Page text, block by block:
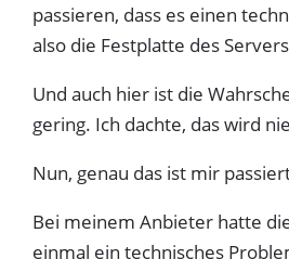
passieren, dass es einen
also die Festplatte des
Und auch hier ist die
gering. Ich dachte, das wird
Nun, genau das ist mir
Bei meinem Anbieter hatte
einmal ein technisches